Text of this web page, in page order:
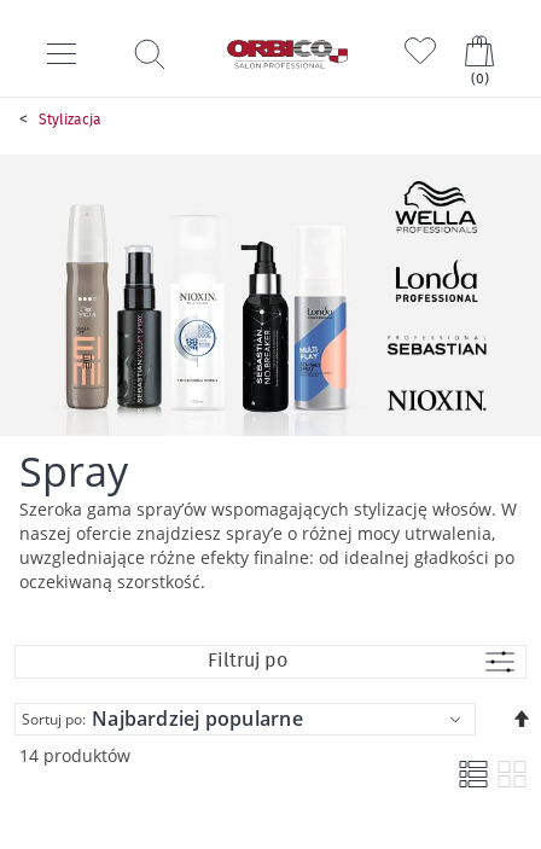
(0)
Stylizacja
Spray
Szeroka gama spray’ów wspomagających stylizację włosów. W
naszej ofercie znajdziesz spray’e o różnej mocy utrwalenia,
uwzgledniające różne efekty finalne: od idealnej gładkości po
oczekiwaną szorstkość.
Filtruj po
14 produktów
Sortuj po: